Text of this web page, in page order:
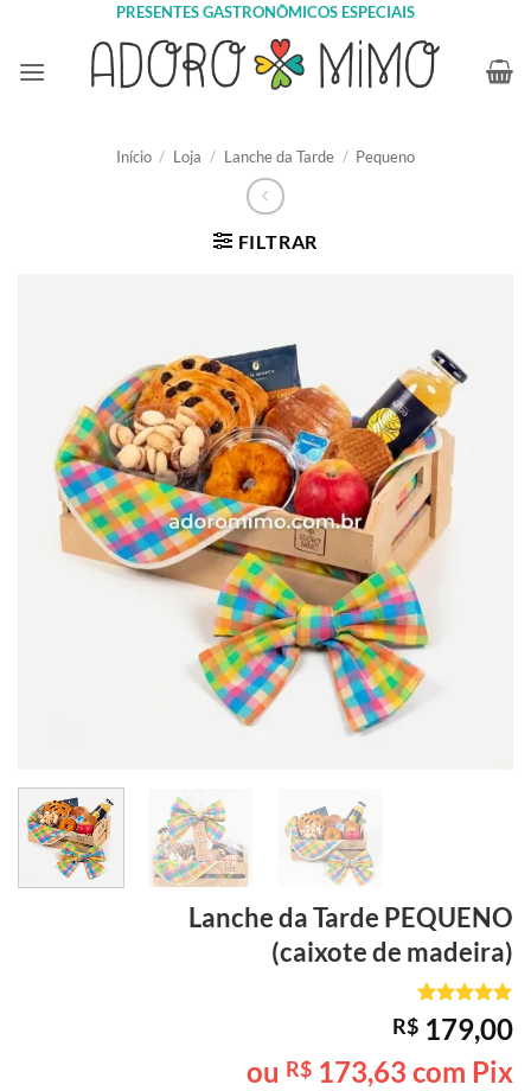
content
PRESENTES GASTRONÔMICOS ESPECIAIS
Início / Loja / Lanche da Tarde / Pequeno
FILTRAR
Lanche da Tarde PEQUENO
(caixote de madeira)
Avaliado
como5de
5, com
baseado em
1
R$ 179,00
ou R$ 173,63 com Pix